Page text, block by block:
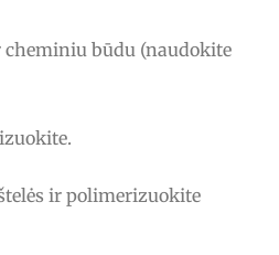
būdu (naudokite
ir polimerizuokite